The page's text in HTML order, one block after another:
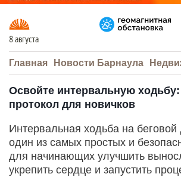
8 августа
Главная Новости Барнаула
Освойте интервальную
протокол для новичков
Интервальная ходьба на
один из самых простых и
для начинающих улучшить
укрепить сердце и запустить